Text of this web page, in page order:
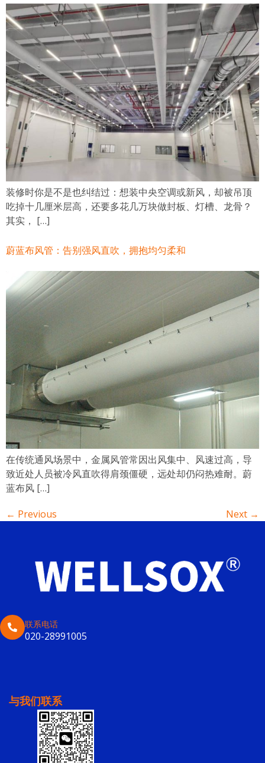
装修时你是不是也纠结过：想装中央空调或新风，却被吊顶
吃掉十几厘米层高，还要多花几万块做封板、灯槽、龙骨？
其实， […]
蔚蓝布风管：告别强风直吹，拥抱均匀柔和
在传统通风场景中，金属风管常因出风集中、风速过高，导
致近处人员被冷风直吹得肩颈僵硬，远处却仍闷热难耐。蔚
蓝布风 […]
← Previous Next →
联系电话
020-28991005
与我们联系